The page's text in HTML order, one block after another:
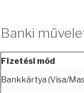
Banki
Fizetési mód
Bankkártya (Visa/